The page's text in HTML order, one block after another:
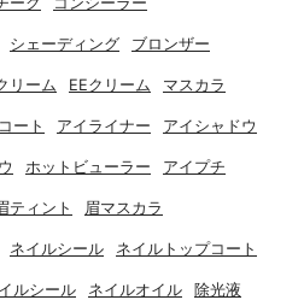
シェーディング ブロンザー
リーム EEクリーム マスカラ
ート アイライナー アイシャドウ
ホットビューラー アイプチ
ティント 眉マスカラ
ネイルシール ネイルトップコート
ルシール ネイルオイル 除光液